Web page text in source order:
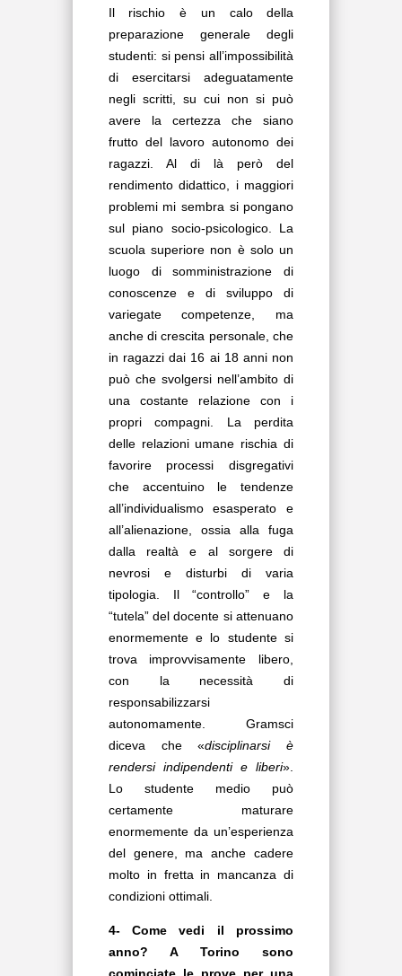
Il rischio è un calo della
preparazione generale degli
studenti: si pensi all’impossibilità
di esercitarsi adeguatamente
negli scritti, su cui non si può
avere la certezza che siano
frutto del lavoro autonomo dei
ragazzi. Al di là però del
rendimento didattico, i maggiori
problemi mi sembra si pongano
sul piano socio-psicologico. La
scuola superiore non è solo un
luogo di somministrazione di
conoscenze e di sviluppo di
variegate competenze, ma
anche di crescita personale, che
in ragazzi dai 16 ai 18 anni non
può che svolgersi nell’ambito di
una costante relazione con i
propri compagni. La perdita
delle relazioni umane rischia di
favorire processi disgregativi
che accentuino le tendenze
all’individualismo esasperato e
all’alienazione, ossia alla fuga
dalla realtà e al sorgere di
nevrosi e disturbi di varia
tipologia. Il “controllo” e la
“tutela” del docente si attenuano
enormemente e lo studente si
trova improvvisamente libero,
con la necessità di
responsabilizzarsi
autonomamente. Gramsci
diceva che «disciplinarsi è
rendersi indipendenti e liberi».
Lo studente medio può
certamente maturare
enormemente da un’esperienza
del genere, ma anche cadere
molto in fretta in mancanza di
condizioni ottimali.
4- Come vedi il prossimo
anno? A Torino sono